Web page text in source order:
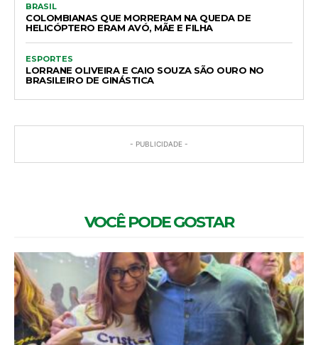
BRASIL
COLOMBIANAS QUE MORRERAM NA QUEDA DE
HELICÓPTERO ERAM AVÓ, MÃE E FILHA
ESPORTES
LORRANE OLIVEIRA E CAIO SOUZA SÃO OURO NO
BRASILEIRO DE GINÁSTICA
- PUBLICIDADE -
VOCÊ PODE GOSTAR